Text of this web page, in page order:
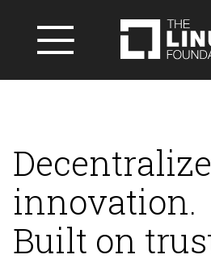
innovation.
Built on